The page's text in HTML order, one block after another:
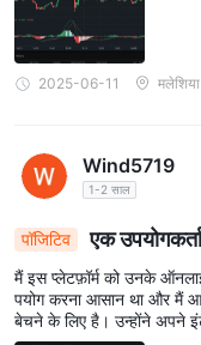
2025-06-11 मलेशिया
Wind5719
1-2 साल
पॉजिटिव एक
मैं इस प्लेटफ़ॉर्म को उनके
पयोग करना आसान था और मैं
बेचने के लिए है। उन्होंने अपने